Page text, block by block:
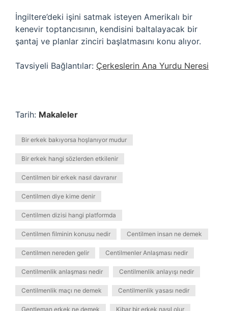
İngiltere’deki işini satmak isteyen Amerikalı bir
kenevir toptancısının, kendisini baltalayacak bir
şantaj ve planlar zinciri başlatmasını konu alıyor.
Tavsiyeli Bağlantılar: Çerkeslerin Ana Yurdu Neresi
Tarih: Makaleler
Bir erkek bakıyorsa hoşlanıyor mudur
Bir erkek hangi sözlerden etkilenir
Centilmen bir erkek nasıl davranır
Centilmen diye kime denir
Centilmen dizisi hangi platformda
Centilmen filminin konusu nedir Centilmen insan ne demek
Centilmen nereden gelir Centilmenler Anlaşması nedir
Centilmenlik anlaşması nedir Centilmenlik anlayışı nedir
Centilmenlik maçı ne demek Centilmenlik yasası nedir
Gentleman erkek ne demek Kibar bir erkek nasıl olur